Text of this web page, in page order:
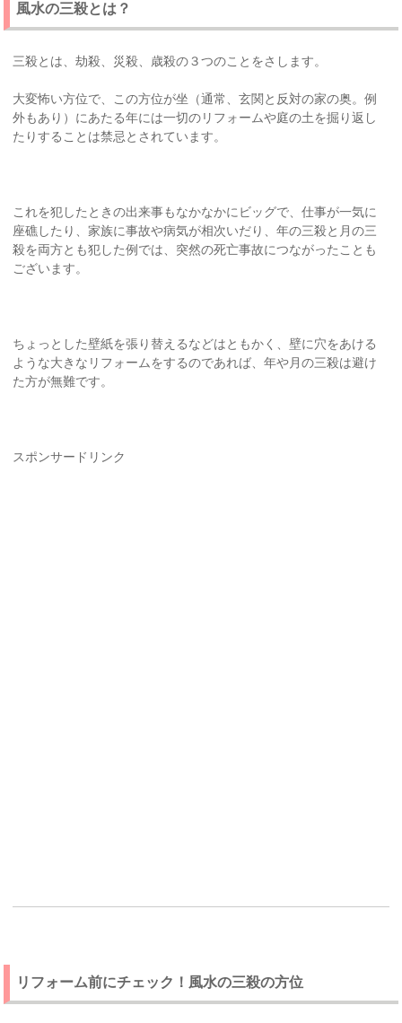
風水の三殺とは？
三殺とは、劫殺、災殺、歳殺の３つのことをさします。
大変怖い方位で、この方位が坐（通常、玄関と反対の家の奥。例
外もあり）にあたる年には一切のリフォームや庭の土を掘り返し
たりすることは禁忌とされています。
これを犯したときの出来事もなかなかにビッグで、仕事が一気に
座礁したり、家族に事故や病気が相次いだり、年の三殺と月の三
殺を両方とも犯した例では、突然の死亡事故につながったことも
ございます。
ちょっとした壁紙を張り替えるなどはともかく、壁に穴をあける
ような大きなリフォームをするのであれば、年や月の三殺は避け
た方が無難です。
スポンサードリンク
リフォーム前にチェック！風水の三殺の方位